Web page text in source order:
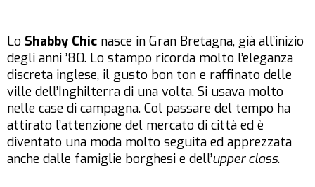
Lo Shabby Chic nasce in Gran Bretagna, già all’inizio
degli anni ’80. Lo stampo ricorda molto l’eleganza
discreta inglese, il gusto bon ton e raffinato delle
ville dell’Inghilterra di una volta. Si usava molto
nelle case di campagna. Col passare del tempo ha
attirato l’attenzione del mercato di città ed è
diventato una moda molto seguita ed apprezzata
anche dalle famiglie borghesi e dell’upper class.